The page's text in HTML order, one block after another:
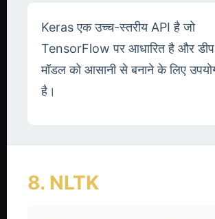
Keras एक उच्च-स्तरीय API है जो
TensorFlow पर आधारित है और डीप
मॉडल को आसानी से बनाने के लिए
है।
8. NLTK